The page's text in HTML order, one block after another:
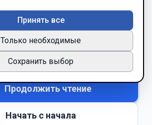
Все права
Продолжить чтение
Начать с начала
Принять все
Только необходимые
Сохранить выбор